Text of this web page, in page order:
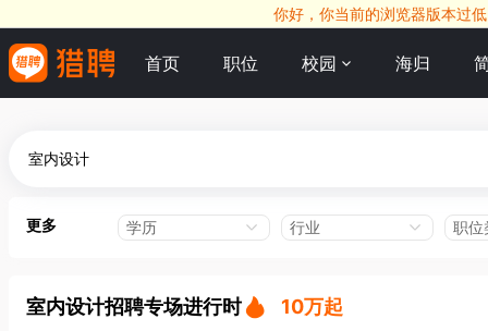
你好，你当前的浏览器版本过
首页 职位 校园 海归
更多 学历 行业 职位
室内设计招聘专场进行时 10万起